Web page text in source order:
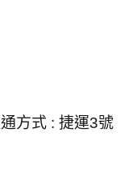
方式 : 捷運3號